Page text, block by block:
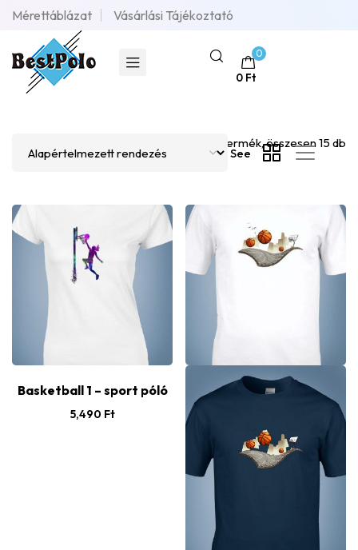
Mérettáblázat Vásárlási Tájékoztató
0
0 Ft
1–12 termék, összesen 15 db
See
Basketball 1 – sport póló
5,490 Ft